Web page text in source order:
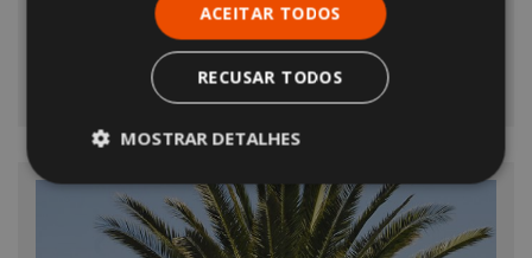
O bem-estar e o desempenho dos seus funcionários
passam pela disponibilização de verdadeiros espaços
habitaveis acolhedores, elegantes, funcionais e
ACEITAR TODOS
RECUSAR TODOS
MOSTRAR DETALHES